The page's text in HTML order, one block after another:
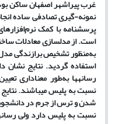
غرب پیراشهر اصفهان ساکن
نمونه-گیری تصادفی ساده
است. از مدلسازی معادلات
استفاده گردید. نتایج
رسانه­ها به‌طور معناداری
نسبت به پلیس می­باشند.
شدن و ترس از جرم در
نسبت به پلیس دارد ولی